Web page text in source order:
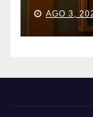
AGO 3,